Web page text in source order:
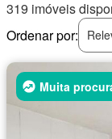
319 imóveis
Ordenar por:
Muita